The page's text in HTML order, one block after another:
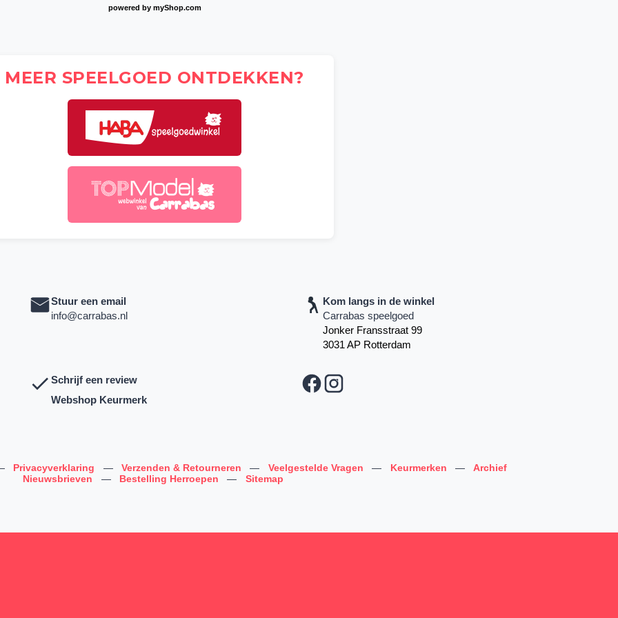
powered by myShop.com
MEER SPEELGOED ONTDEKKEN?
Stuur een email
info@carrabas.nl
Kom langs in de winkel
Carrabas speelgoed
Jonker Fransstraat 99
3031 AP Rotterdam
Schrijf een review
Webshop Keurmerk
Privacyverklaring — Verzenden & Retourneren — Veelgestelde Vragen — Keurmerken —
Archief
Nieuwsbrieven
— Bestelling Herroepen — Sitemap